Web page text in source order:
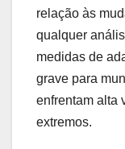
relação às
qualquer
medidas de
grave para
enfrentam alta
extremos.